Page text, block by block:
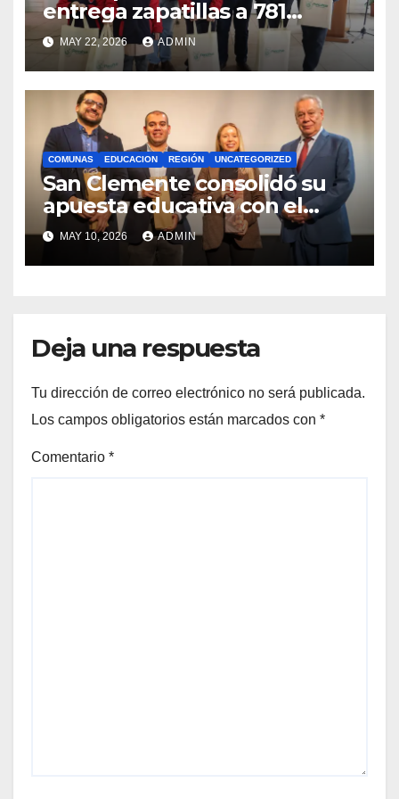
entrega zapatillas a 781
estudiantes con recursos del
Royalty Minero
MAY 22, 2026 ADMIN
COMUNAS EDUCACION REGIÓN UNCATEGORIZED
San Clemente consolidó su
apuesta educativa con el
lanzamiento del
Preuniversitario Brotes 2026
MAY 10, 2026 ADMIN
Deja una respuesta
Tu dirección de correo electrónico no será publicada.
Los campos obligatorios están marcados con *
Comentario *